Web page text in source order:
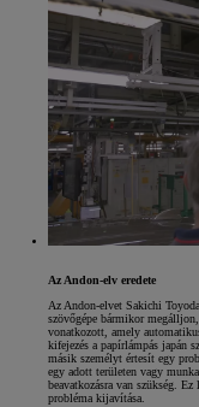
Az Andon-elv eredete
Az Andon-elvet Sakichi
szövőgépe bármikor
vonatkozott, amely
kifejezés a papírlámpás japán
másik személyt értesít egy
egy adott területen vagy
beavatkozásra van szükség.
probléma kijavítása.